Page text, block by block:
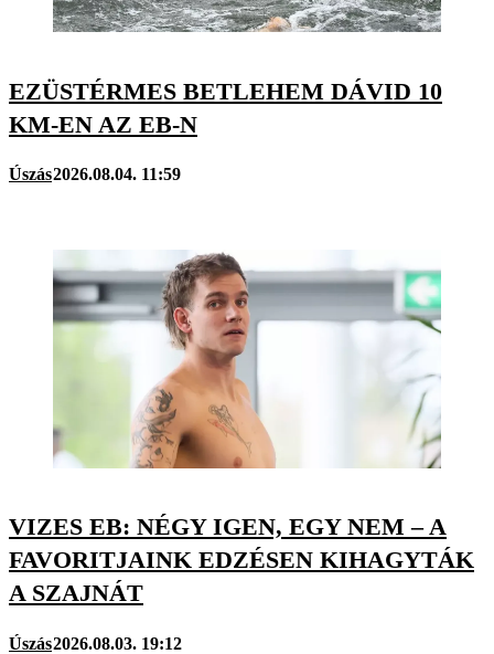
EZÜSTÉRMES BETLEHEM DÁVID 10
KM-EN AZ EB-N
Úszás2026.08.04. 11:59
VIZES EB: NÉGY IGEN, EGY NEM – A
FAVORITJAINK EDZÉSEN KIHAGYTÁK
A SZAJNÁT
Úszás2026.08.03. 19:12